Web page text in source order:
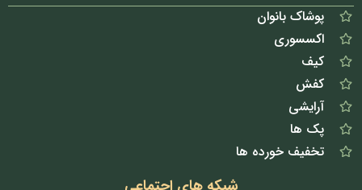
پوشاک بانوان
اکسسوری
کیف
کفش
آرایشی
پک ها
تخفیف خورده ها